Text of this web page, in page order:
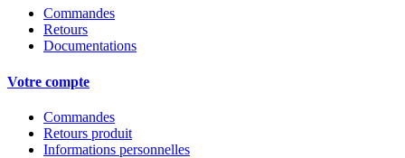
Commandes
Retours
Documentations
Votre compte
Commandes
Retours produit
Informations personnelles